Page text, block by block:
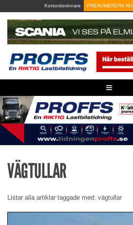
to
content
Korsordsvinnare PRENUMERERA NU
≡
VÄGTULLAR
Listar alla artiklar taggade med: vägtullar